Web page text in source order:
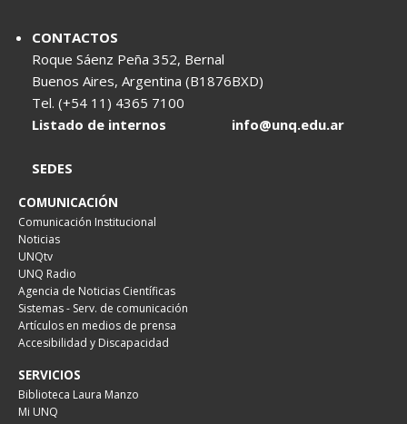
CONTACTOS
Roque Sáenz Peña 352, Bernal
Buenos Aires, Argentina (B1876BXD)
Tel. (+54 11) 4365 7100
Listado de internos
info@unq.edu.ar
SEDES
COMUNICACIÓN
Comunicación Institucional
Noticias
UNQtv
UNQ Radio
Agencia de Noticias Científicas
Sistemas - Serv. de comunicación
Artículos en medios de prensa
Accesibilidad y Discapacidad
SERVICIOS
Biblioteca Laura Manzo
Mi UNQ